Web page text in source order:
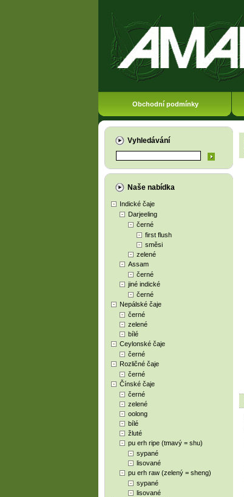
Obchodní podmínky
Vyhledávání
Naše nabídka
Indické čaje
Darjeeling
černé
first flush
směsi
zelené
Assam
černé
jiné indické
černé
Nepálské čaje
černé
zelené
bílé
Ceylonské čaje
černé
Rozličné čaje
černé
Čínské čaje
černé
zelené
oolong
bílé
žluté
pu erh ripe (tmavý = shu)
sypané
lisované
pu erh raw (zelený = sheng)
sypané
lisované